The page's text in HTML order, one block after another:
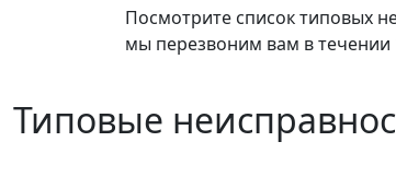
Посмотрите список типовых
мы перезвоним вам в течении
Типовые